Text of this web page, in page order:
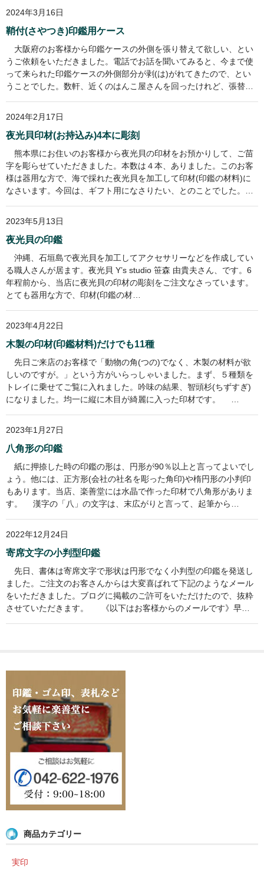
2024年3月16日
鞘付(さやつき)印鑑用ケース
大阪府のお客様から印鑑ケースの外側を張り替えて欲しい、とい
うご依頼をいただきました。電話でお話を聞いてみると、今まで使
って来られた印鑑ケースの外側部分が剥(は)がれてきたので、とい
うことでした。数軒、近くのはんこ屋さんを回ったけれど、張替…
2024年2月17日
夜光貝印材(お持込み)4本に彫刻
熊本県にお住いのお客様から夜光貝の印材をお預かりして、ご苗
字を彫らせていただきました。本数は４本、ありました。このお客
様は器用な方で、海で採れた夜光貝を加工して印材(印鑑の材料)に
なさいます。今回は、ギフト用になさりたい、とのことでした。…
2023年5月13日
夜光貝の印鑑
沖縄、石垣島で夜光貝を加工してアクセサリーなどを作成してい
る職人さんが居ます。夜光貝 Y’s studio 笹森 由貴夫さん、です。6
年程前から、当店に夜光貝の印材の彫刻をご注文なさっています。
とても器用な方で、印材(印鑑の材…
2023年4月22日
木製の印材(印鑑材料)だけでも11種
先日ご来店のお客様で「動物の角(つの)でなく、木製の材料が欲
しいのですが。」という方がいらっしゃいました。まず、５種類を
トレイに乗せてご覧に入れました。吟味の結果、智頭杉(ちずすぎ)
になりました。均一に縦に木目が綺麗に入った印材です。 …
2023年1月27日
八角形の印鑑
紙に押捺した時の印鑑の形は、円形が90％以上と言ってよいでし
ょう。他には、正方形(会社の社名を彫った角印)や楕円形の小判印
もあります。当店、楽善堂には水晶で作った印材で八角形がありま
す。 漢字の「八」の文字は、末広がりと言って、起筆から…
2022年12月24日
寄席文字の小判型印鑑
先日、書体は寄席文字で形状は円形でなく小判型の印鑑を発送し
ました。ご注文のお客さんからは大変喜ばれて下記のようなメール
をいただきました。ブログに掲載のご許可をいただけたので、抜粋
させていただきます。 《以下はお客様からのメールです》早…
商品カテゴリー
実印